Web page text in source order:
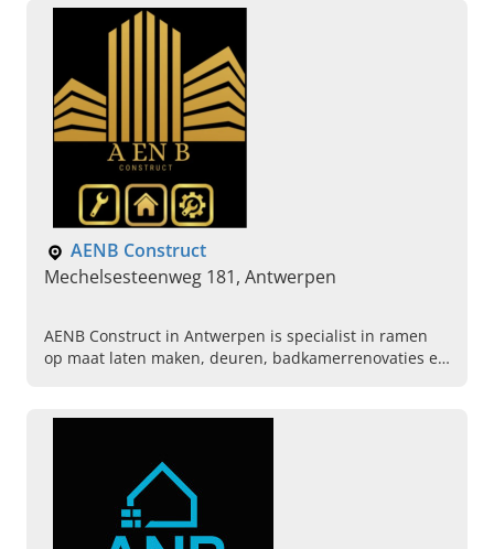
AENB Construct
Mechelsesteenweg 181, Antwerpen
AENB Construct in Antwerpen is specialist in ramen
op maat laten maken, deuren, badkamerrenovaties en